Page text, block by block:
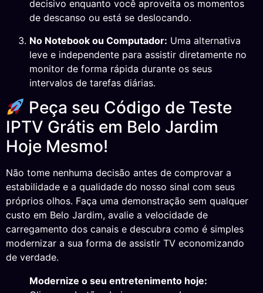
decisivo enquanto você aproveita os momentos
de descanso ou está se deslocando.
No Notebook ou Computador: Uma alternativa
leve e independente para assistir diretamente no
monitor de forma rápida durante os seus
intervalos de tarefas diárias.
Peça seu Código de Teste
IPTV Grátis em Belo Jardim
Hoje Mesmo!
Não tome nenhuma decisão antes de comprovar a
estabilidade e a qualidade do nosso sinal com seus
próprios olhos. Faça uma demonstração sem qualquer
custo em Belo Jardim, avalie a velocidade de
carregamento dos canais e descubra como é simples
modernizar a sua forma de assistir TV economizando
de verdade.
Modernize o seu entretenimento hoje: